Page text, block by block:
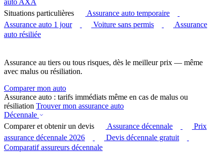
auto AXA
Situations particulières
Assurance auto temporaire
Assurance auto 1 jour
Voiture sans permis
Assurance
auto résiliée
Assurance au tiers ou tous risques, dès le meilleur prix — même
avec malus ou résiliation.
Comparer mon auto
Assurance auto : tarifs immédiats même en cas de malus ou
résiliation Trouver mon assurance auto
Décennale
Comparer et obtenir un devis
Assurance décennale
Prix
assurance décennale 2026
Devis décennale gratuit
Comparatif assureurs décennale